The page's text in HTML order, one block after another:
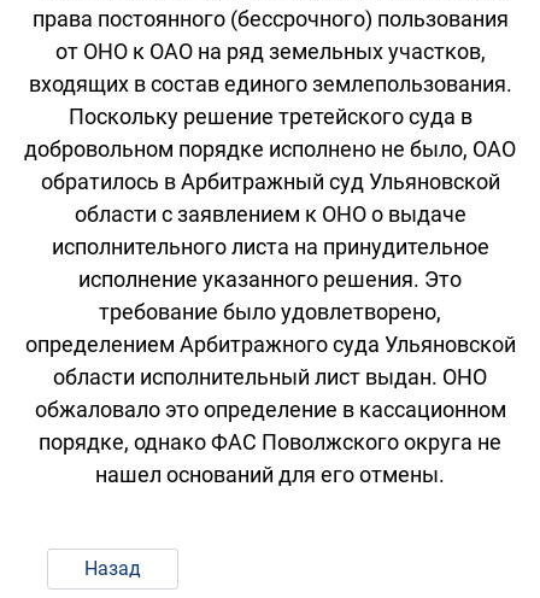
права постоянного (бессрочного) пользования
от ОНО к ОАО на ряд земельных участков,
входящих в состав единого землепользования.
Поскольку решение третейского суда в
добровольном порядке исполнено не было, ОАО
обратилось в Арбитражный суд Ульяновской
области с заявлением к ОНО о выдаче
исполнительного листа на принудительное
исполнение указанного решения. Это
требование было удовлетворено,
определением Арбитражного суда Ульяновской
области исполнительный лист выдан. ОНО
обжаловало это определение в кассационном
порядке, однако ФАС Поволжского округа не
нашел оснований для его отмены.
Назад